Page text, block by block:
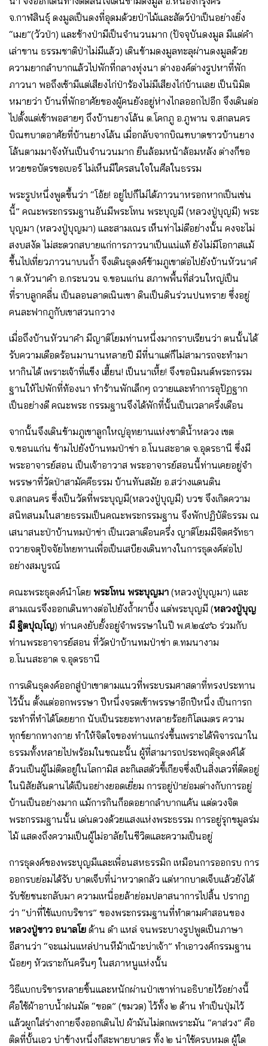
จ.กาฬสินธุ์ ดงมูลเป็นดงที่อุดมด้วยป่าไม้และสัตว์ป่าเป็นอย่างยิ่ง
“เมย”(วัวป่า) และช้างป่ามีเป็นจํานวนมาก (ปัจจุบันดงมูล มีแต่คํา
เล่าขาน ธรรมชาติป่าไม่มีแล้ว) เดินข้ามดงมูลทะลุผ่านดงมูลด้วย
ความยากลําบากแล้วไปพักที่กลางทุ่งนา ต่างองค์ต่างรูปหาที่พัก
ภาวนา พอถึงเช้ามีแต่เสียงไก่ป่าร้องไม่มีเสียงไก่บ้านเลย เป็นนิมิต
หมายว่า บ้านที่พักอาศัยของผู้คนยังอยู่ห่างไกลออกไปอีก จึงเดินต่อ
ไปตั้งแต่เช้าพอสายๆ ถึงบ้านยางโล้น ต.โคกภู อ.ภูพาน จ.สกลนคร
บิณฑบาตอาศัยที่บ้านยางโล้น เมื่อกลับจากบิณฑบาตชาวบ้านยาง
โล้นตามมาจังหันเป็นจํานวนมาก ยืนล้อมหน้าล้อมหลัง ต่างก็ขอ
หวยขอบัตรขอเบอร์ ไม่เห็นมีใครสนใจในศีลในธรรม
พระรูปหนึ่งพูดขึ้นว่า “โอ้ย! อยู่ไปก็ไม่ได้ภาวนาหรอกหากเป็นเช่น
นี้” คณะพระกรรมฐานอันมีพระโทน พระบุญมี (หลวงปู่บุญมี) พระ
บุญมา (หลวงปู่บุญมา) และสามเณร เห็นท่าไม่ดีอย่างนั้น คงจะไม่
สงบสงัด ไม่สะดวกสบายแก่การภาวนาเป็นแน่แท้ ยังไม่มีโอกาสแม้
ขึ้นไปเที่ยวภาวนาบนถ้ำ จึงเดินธุดงค์ข้ามภูเขาต่อไปยังบ้านหัวนาคํ
า ต.หัวนาคํา อ.กระนวน จ.ขอนแก่น สภาพพื้นที่ส่วนใหญ่เป็น
ที่ราบลูกคลื่น เป็นลอนลาดเนินเขา ดินเป็นดินร่วนปนทราย ซึ่งอยู่
คนละฟากภูกับเขาสวนกวาง
เมื่อถึงบ้านหัวนาคํา มีญาติโยมท่านหนึ่งมากราบเรียนว่า ตนนั้นได้
รับความเดือดร้อนมานานหลายปี มีที่นาแต่ก็ไม่สามารถจะทํามา
หากินได้ เพราะเจ้าที่แข็ง เฮี้ยน! เป็นนาเหี้ย! จึงขอนิมนต์พระกรรม
ฐานให้ไปพักที่ท้องนา ทําร้านพักเล็กๆ ถวายและทําการอุปัฏฐาก
เป็นอย่างดี คณะพระ กรรมฐานจึงได้พักที่นั้นเป็นเวลาครึ่งเดือน
จากนั้นจึงเดินข้ามภูเขาลูกใหญ่อุทยานแห่งชาติน้ำหลวง เขต
จ.ขอนแก่น ข้ามไปยังบ้านทมป่าข่า อ.โนนสะอาด จ.อุดรธานี ซึ่งมี
พระอาจารย์สอน เป็นเจ้าอาวาส พระอาจารย์สอนนี้ท่านเคยอยู่จํา
พรรษาที่วัดป่าสามัคคีธรรม บ้านทันสมัย อ.สว่างแดนดิน
จ.สกลนคร ซึ่งเป็นวัดที่พระบุญมี(หลวงปู่บุญมี) บวช จึงเกิดความ
สนิทสนมในสายธรรมเป็นคณะพระกรรมฐาน จึงพักปฏิบัติธรรม ณ
เสนาสนะป่าบ้านทมป่าข่า เป็นเวลาเดือนครึ่ง ญาติโยมมีจิตศรัทธา
ถวายจตุปัจจัยไทยทานเพื่อเป็นเสบียงเดินทางในการธุดงค์ต่อไป
อย่างสมบูรณ์
คณะพระธุดงค์นําโดย พระโทน พระบุญมา (หลวงปู่บุญมา) และ
สามเณรจึงออกเดินทางต่อไปยังถ้ำผาบิ้ง แต่พระบุญมี (หลวงปู่บุญ
มี ฐิตปุญฺโญ) ท่านคงยับยั้งอยู่จําพรรษาในปี พ.ศ.๒๔๙๖ ร่วมกับ
ท่านพระอาจารย์สอน ที่วัดป่าบ้านทมป่าข่า ต.ทมนางาม
อ.โนนสะอาด จ.อุดรธานี
การเดินธุดงค์ออกสู่ป่าเขาตามแนวที่พระบรมศาสดาที่ทรงประทาน
ไว้นั้น ตั้งแต่ออกพรรษา ปีหนึ่งจรดเข้าพรรษาอีกปีหนึ่ง เป็นการก
ระทําที่ทําได้โดยยาก นับเป็นระยะทางหลายร้อยกิโลเมตร ความ
ทุกข์ยากทางกาย ทําให้จิตใจของท่านแกร่งขึ้นเพราะได้พิจารณาใน
ธรรมทั้งหลายไปพร้อมในขณะนั้น ผู้ที่สามารถประพฤติธุดงค์ได้
ล้วนเป็นผู้ไม่ติดอยู่ในโลกามิส ละกิเลสตัวขี้เกียจซึ่งเป็นสิ่งเลวที่ติดอยู่
ในนิสัยสันดานได้เป็นอย่างยอดเยี่ยม การอยู่ป่าย่อมต่างกับการอยู่
บ้านเป็นอย่างมาก แม้การกินก็อดอยากลําบากแค้น แต่ดวงจิต
พระกรรมฐานนั้น เด่นดวงด้วยแสงแห่งพระธรรม การอยู่รุกขมูลร่ม
ไม้ แสดงถึงความเป็นผู้ไม่อาลัยในชีวิตและความเป็นอยู่
การธุดงค์ของพระบุญมีและเพื่อนสหธรรมิก เหมือนการออกรบ การ
ออกรบย่อมได้รับ บาดเจ็บที่น่าหวาดกลัว แต่หากบาดเจ็บแล้วยังได้
รับชัยชนะกลับมา ความเหนื่อยล้าย่อมปลาสนาการไปสิ้น ปรากฏ
ว่า “บ่าที่ใช้แบกบริขาร” ของพระกรรมฐานที่ทําตามคําสอนของ
หลวงปู่ขาว อนาลโย ด้าน ดํา แหล่ จนพระบางรูปพูดเป็นภาษา
อีสานว่า “จะแม่นแหล่ปานหีม้าเน้าะบ่าเจ้า” ทําเอาวงศ์กรรมฐาน
น้อยๆ หัวเราะกันครืนๆ ในสภาหนูแห่งนั้น
วิธีแบกบริขารหลายชิ้นและหนักผ่านป่าเขาท่านอธิบายไว้อย่างนี้
คือใช้ผ้าอาบน้ำฝนมัด “ขอด” (ขมวด) ไว้ทั้ง ๒ ด้าน ทําเป็นปุ่มไว้
แล้วผูกใส่ร่างกายจึงออกเดินไป ผ้ามันไม่ตกเพราะมัน “คาส่วง” คือ
ติดที่บั้นเอว บ่าข้างหนึ่งก็สะพายบาตร ทั้ง ๒ น่าใช้ครบหมด ผู้ใด